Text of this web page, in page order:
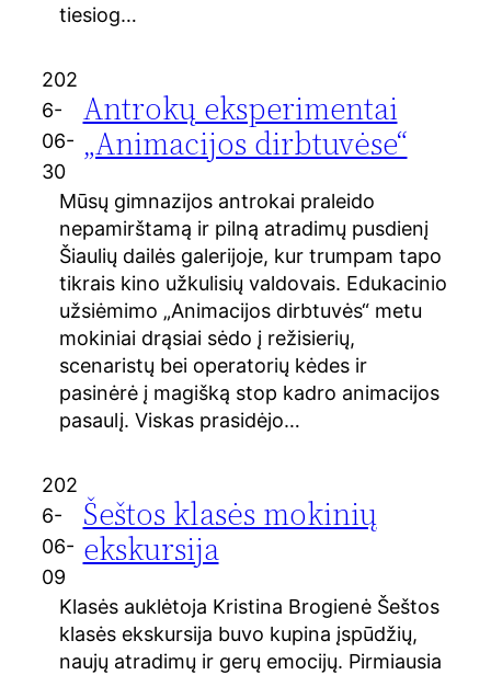
tiesiog…
202
6-
06-
30
Antrokų eksperimentai
„Animacijos dirbtuvėse“
Mūsų gimnazijos antrokai praleido
nepamirštamą ir pilną atradimų pusdienį
Šiaulių dailės galerijoje, kur trumpam tapo
tikrais kino užkulisių valdovais. Edukacinio
užsiėmimo „Animacijos dirbtuvės“ metu
mokiniai drąsiai sėdo į režisierių,
scenaristų bei operatorių kėdes ir
pasinėrė į magišką stop kadro animacijos
pasaulį. Viskas prasidėjo…
202
6-
06-
09
Šeštos klasės mokinių
ekskursija
Klasės auklėtoja Kristina Brogienė Šeštos
klasės ekskursija buvo kupina įspūdžių,
naujų atradimų ir gerų emocijų. Pirmiausia